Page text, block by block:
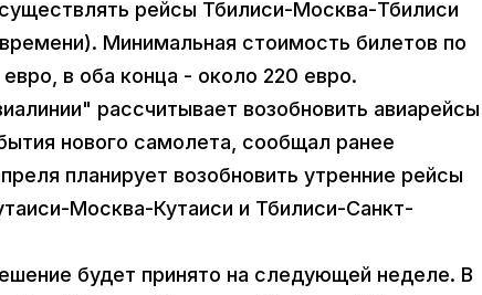
рейсы Тбилиси-Москва-Тбилиси
Минимальная стоимость билетов по
в оба конца - около 220 евро.
рассчитывает возобновить авиарейсы
нового самолета, сообщал ранее
планирует возобновить утренние рейсы
Москва-Кутаиси и Тбилиси-Санкт-
будет принято на следующей неделе. В